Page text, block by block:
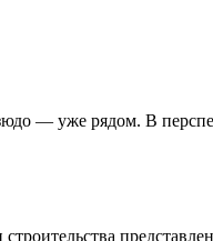
— уже рядом. В